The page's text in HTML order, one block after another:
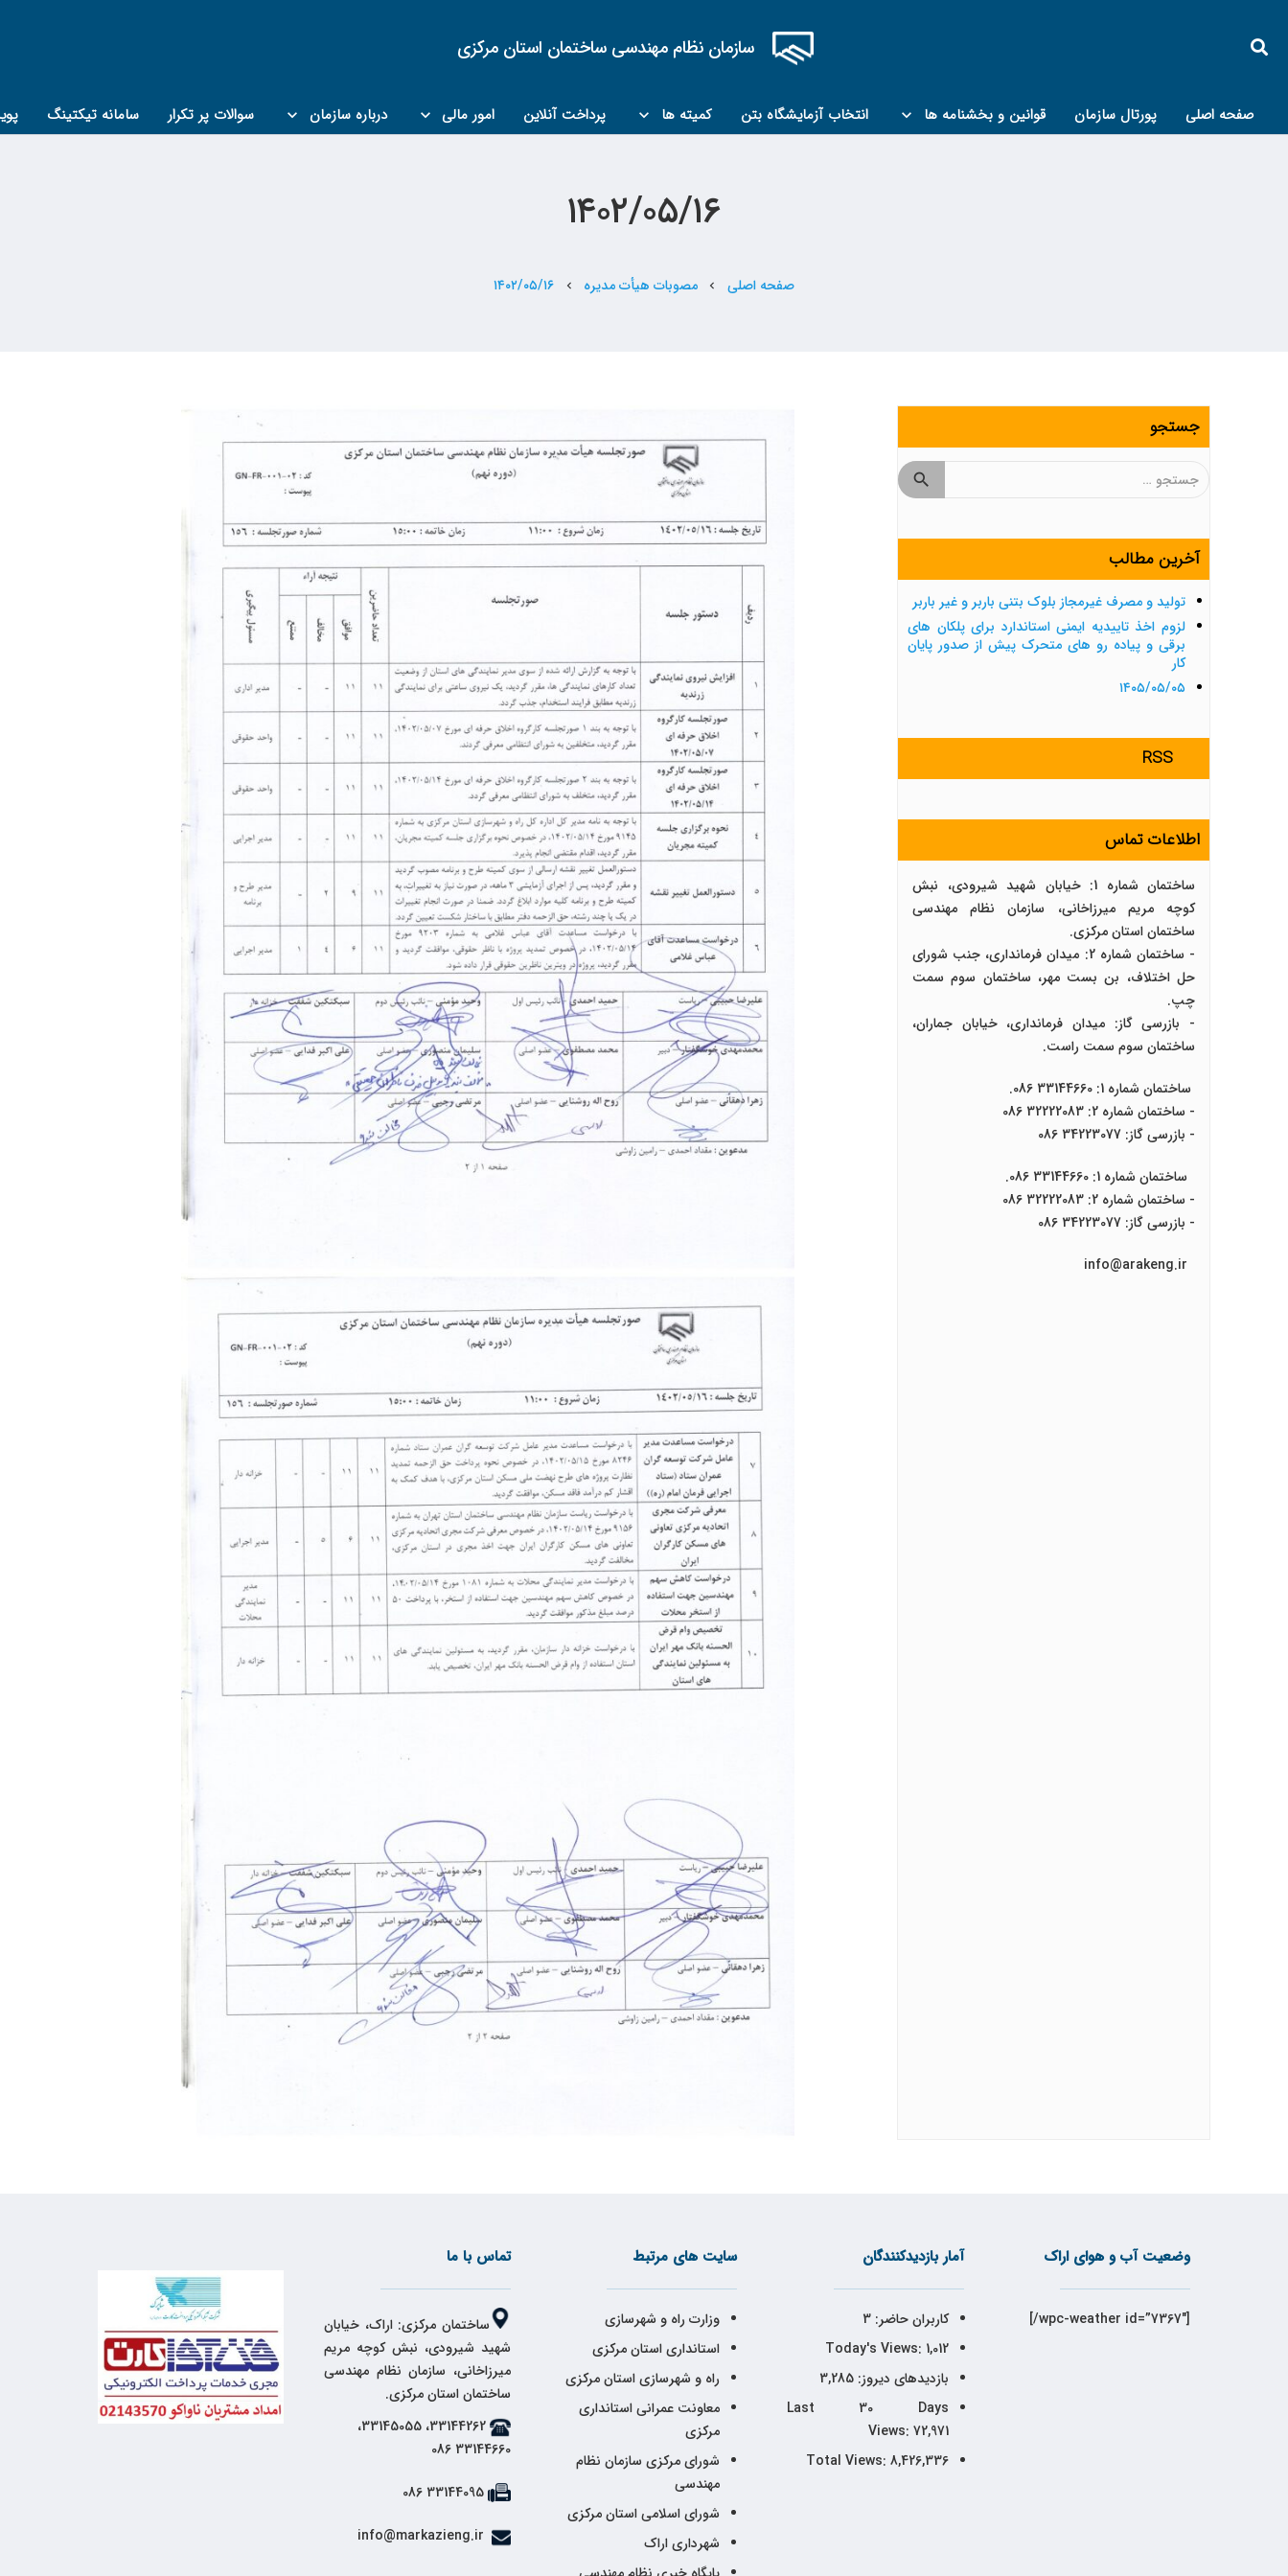
سازمان نظام مهندسی ساختمان استان مرکزی
صفحه اصلی پورتال سازمان قوانین و بخشنامه ها انتخاب آزمایشگاه بتن کمیته ها پرداخت آنلاین امور مالی درباره سازمان سوالات پر تکرار سامانه تیکتینگ
۱۴۰۲/۰۵/۱۶
صفحه اصلی chevron_left مصوبات هیأت مدیره chevron_left ۱۴۰۲/۰۵/۱۶
جستجو
جستجو
آخرین مطالب
تولید و مصرف غیرمجاز بلوک بتنی باربر و غیر باربر
لزوم اخذ تاییدیه ایمنی استاندارد برای پلکان های
برقی و پیاده رو های متحرک پیش از صدور پایان
کار
۱۴۰۵/۰۵/۰۵
RSS
اطلاعات تماس
ساختمان شماره 1: خیابان شهید شیرودی، نبش
کوچه مریم میرزاخانی، سازمان نظام مهندسی
ساختمان استان مرکزی.
- ساختمان شماره 2: میدان فرمانداری، جنب شورای
حل اختلاف، بن بست مهر، ساختمان سوم سمت
چپ.
- بازرسی گاز: میدان فرمانداری، خیابان جماران،
ساختمان سوم سمت راست.
ساختمان شماره 1: 33144660 086.
- ساختمان شماره 2: 32222083 086
- بازرسی گاز: 34223077 086
ساختمان شماره 1: 33144660 086.
- ساختمان شماره 2: 32222083 086
- بازرسی گاز: 34223077 086
وضعیت آب و هوای اراک
[wpc-weather id=”7367″/]
آمار بازدیدکنندگان
کاربران حاضر:3
Today's Views: 1,012
بازدیدهای دیروز:3,285
Last 30 Days
Views: 72,971
Total Views: 8,426,336
سایت های مرتبط
وزارت راه و شهرسازی
استانداری استان مرکزی
راه و شهرسازی استان مرکزی
معاونت عمرانی استانداری
مرکزی
شورای مرکزی سازمان نظام
مهندسی
شورای اسلامی استان مرکزی
شهرداری اراک
تماس با ما
ساختمان مرکزی: اراک، خیابان
شهید شیرودی، نبش کوچه مریم
میرزاخانی، سازمان نظام مهندسی
ساختمان استان مرکزی.
33144262، 33145055،
33144660 086
33144095 086